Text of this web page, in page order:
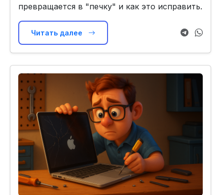
превращается в "печку" и как это исправить.
Читать далее